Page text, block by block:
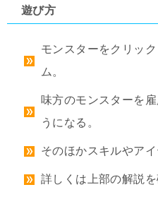
遊び方
モンスターをクリッ
ム。
味方のモンスターを
うになる。
そのほかスキルやア
詳しくは上部の解説を